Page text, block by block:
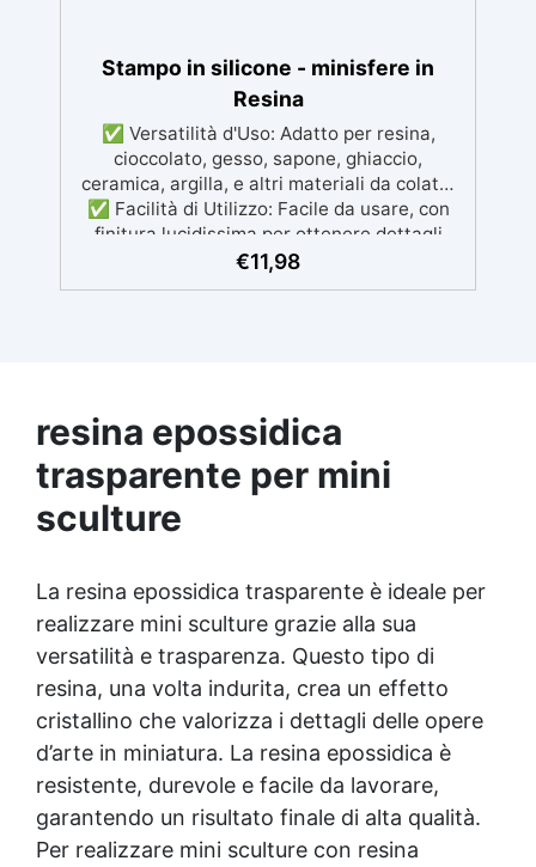
Stampo in silicone - minisfere in
Resina
✅ Versatilità d'Uso: Adatto per resina,
cioccolato, gesso, sapone, ghiaccio,
ceramica, argilla, e altri materiali da colata.
✅ Facilità di Utilizzo: Facile da usare, con
finitura lucidissima per ottenere dettagli
raffinati. ✅ Materiale di Alta Qualità:
personalizzate.
€11,98
resina epossidica
trasparente per mini
sculture
La resina epossidica trasparente è ideale per
realizzare mini sculture grazie alla sua
versatilità e trasparenza. Questo tipo di
resina, una volta indurita, crea un effetto
cristallino che valorizza i dettagli delle opere
d’arte in miniatura. La resina epossidica è
resistente, durevole e facile da lavorare,
garantendo un risultato finale di alta qualità.
Per realizzare mini sculture con resina